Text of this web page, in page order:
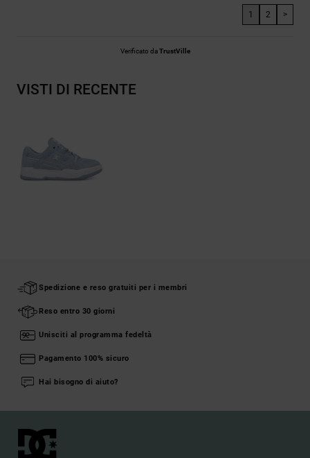
1 2 >
Verificato daTrustVille
VISTI DI RECENTE
Spedizione e reso gratuiti per i membri
Reso entro 30 giorni
Unisciti al programma fedeltà
Pagamento 100% sicuro
Hai bisogno di aiuto?